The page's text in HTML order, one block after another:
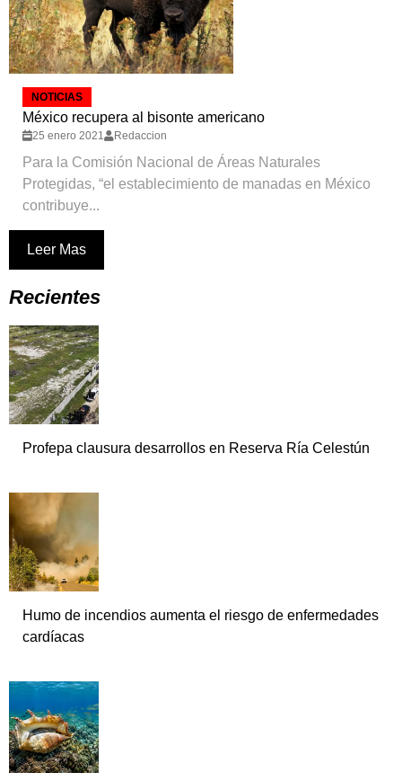
NOTICIAS
México recupera al bisonte americano
25 enero 2021 Redaccion
Para la Comisión Nacional de Áreas Naturales
Protegidas, “el establecimiento de manadas en México
contribuye...
Leer Mas
Recientes
Profepa clausura desarrollos en Reserva Ría Celestún
Humo de incendios aumenta el riesgo de enfermedades
cardíacas